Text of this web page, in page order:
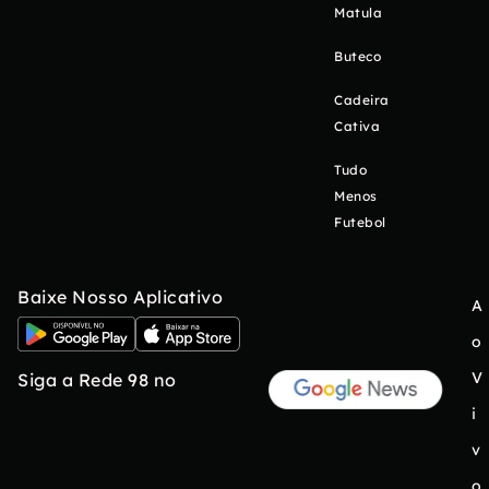
Matula
Buteco
Cadeira
Cativa
Tudo
Menos
Futebol
Baixe Nosso Aplicativo
Siga a Rede 98 no
A
o
V
i
v